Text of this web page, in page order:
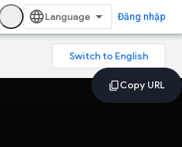
Đăng nhập